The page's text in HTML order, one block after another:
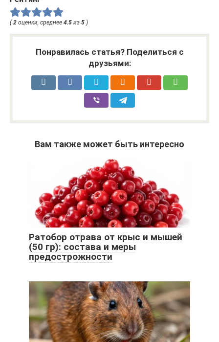
(2 оценки, среднее 4.5 из 5 )
Понравилась статья? Поделиться с
друзьями:
Вам также может быть интересно
Ратобор отрава от крыс и мышей
(50 гр): состава и меры
предострожности